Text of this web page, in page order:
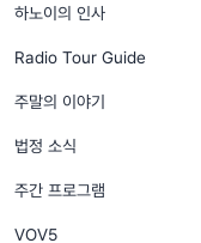
하노이의 인사
Radio Tour Guide
주말의 이야기
법정 소식
주간 프로그램
VOV5